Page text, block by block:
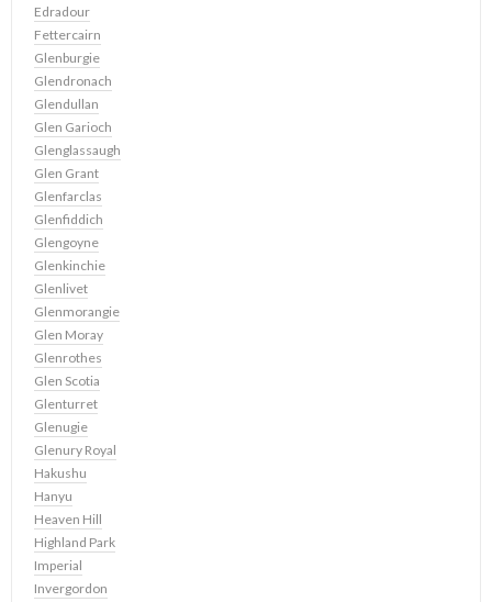
Edradour
Fettercairn
Glenburgie
Glendronach
Glendullan
Glen Garioch
Glenglassaugh
Glen Grant
Glenfarclas
Glenfiddich
Glengoyne
Glenkinchie
Glenlivet
Glenmorangie
Glen Moray
Glenrothes
Glen Scotia
Glenturret
Glenugie
Glenury Royal
Hakushu
Hanyu
Heaven Hill
Highland Park
Imperial
Invergordon